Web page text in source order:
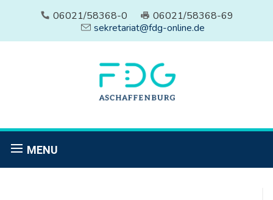
06021/58368-0
06021/58368-69
sekretariat@fdg-online.de
MENU